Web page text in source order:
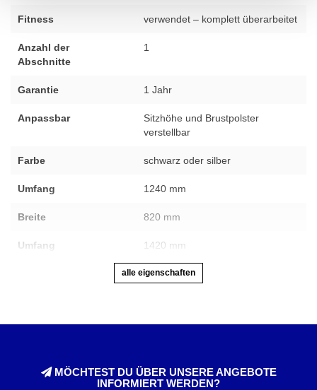
Fitness verwendet – komplett überarbeitet
Anzahl der
Abschnitte
1
Garantie 1 Jahr
Anpassbar
Sitzhöhe und Brustpolster
verstellbar
Farbe schwarz oder silber
Umfang 1240 mm
Breite 820 mm
Umfang 1420 mm
alle eigenschaften
MÖCHTEST DU ÜBER UNSERE ANGEBOTE
INFORMIERT WERDEN?